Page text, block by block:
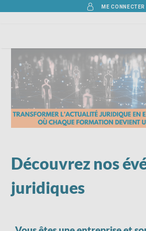
ME CONNECTER
Découvrez nos
juridiques